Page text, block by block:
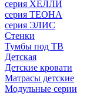
серия ХЕЛЛИ
серия ТЕОНА
серия ЭЛИС
Стенки
Тумбы под ТВ
Детская
Детские кровати
Матрасы детские
Модульные серии